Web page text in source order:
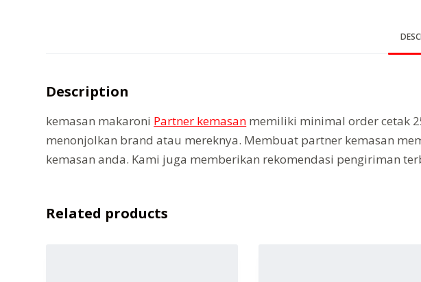
Description
kemasan makaroni Partner kemasan memiliki minimal order cetak
menonjolkan brand atau mereknya. Membuat partner kemasan
kemasan anda. Kami juga memberikan rekomendasi pengiriman
Related products